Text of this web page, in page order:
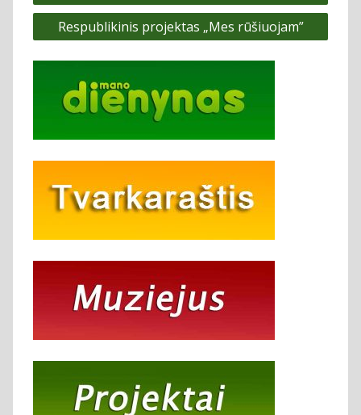
tarp
įrašųRespublikinis projektas „Mes rūšiuojam”